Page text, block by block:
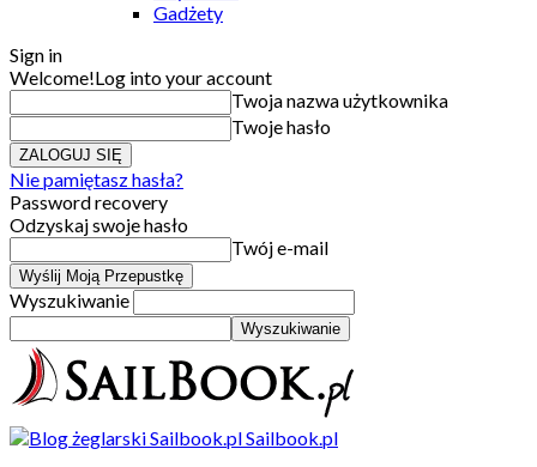
Gadżety
Sign in
Welcome!Log into your account
Twoja nazwa użytkownika
Twoje hasło
Nie pamiętasz hasła?
Password recovery
Odzyskaj swoje hasło
Twój e-mail
Wyszukiwanie
Sailbook.pl